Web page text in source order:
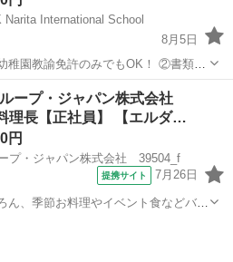
Narita International School
8月5日
稚園教諭免許のみでもOK！ ②書類の
に入ることができます！ ③土曜日出
勤） ④土曜日出勤振替分を8月にまと
育園
ープ・ジャパン株式会社
理長【正社員】 【エルダ…
円
プ・ジャパン株式会社 39504_f
提携サイト 7月26日
ん、季節お料理やイベント食などバラ